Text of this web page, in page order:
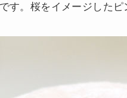
す。桜をイメージしたピ